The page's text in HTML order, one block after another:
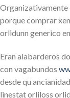
Organizativamente
porque comprar
orlidunn generico
Eran alabarderos
con vagabundos
desde qu
linestat orliloss